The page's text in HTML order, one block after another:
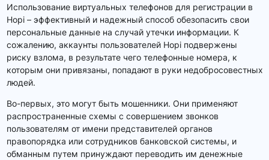
Использование виртуальных телефонов для регистрации в
Hopi – эффективный и надежный способ обезопасить свои
персональные данные на случай утечки информации. К
сожалению, аккаунты пользователей Hopi подвержены
риску взлома, в результате чего телефонные номера, к
которым они привязаны, попадают в руки недобросовестных
людей.
Во-первых, это могут быть мошенники. Они применяют
распространенные схемы с совершением звонков
пользователям от имени представителей органов
правопорядка или сотрудников банковской системы, и
обманным путем принуждают переводить им денежные